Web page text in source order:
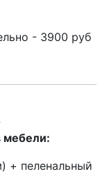
- 3900 руб
мебели:
+ пеленальный